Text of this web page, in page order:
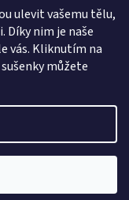
ulevit vašemu tělu,
Díky nim je naše
vás. Kliknutím na
můžete